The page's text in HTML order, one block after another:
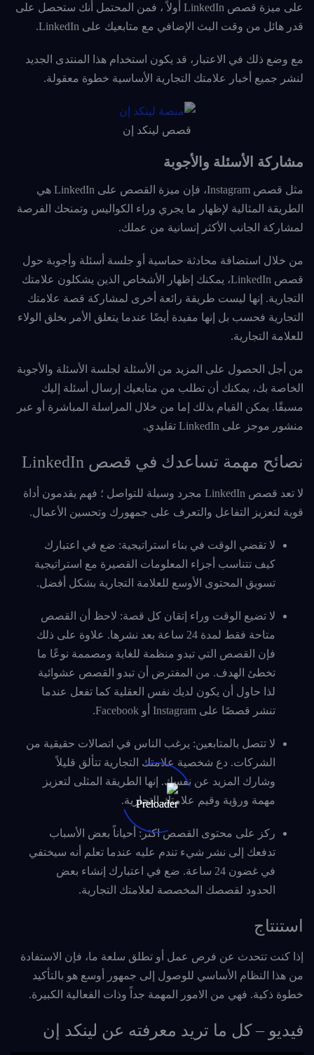
على ميزة قصص LinkedIn أولاً ، فمن المحتمل أنك ستحصل على
قدر هائل من وقت البث الإضافي مع متابعيك على LinkedIn.
مع وضع ذلك في الاعتبار، قد يكون استخدام هذا المنتدى الجديد
لنشر جميع أخبار علامتك التجارية الأساسية خطوة معقولة.
قصص لينكد إن
مشاركة الأسئلة والأجوبة
مثل قصص Instagram، فإن ميزة القصص على LinkedIn هي
الطريقة المثالية لإظهار ما يجري وراء الكواليس وتمنحك الفرصة
لمشاركة الجانب الأكثر إنسانية من عملك.
من خلال استضافة محادثة حماسية أو جلسة أسئلة وأجوبة حول
قصص LinkedIn، يمكنك إظهار الأشخاص الذين يشكلون علامتك
التجارية. إنها ليست طريقة رائعة أخرى لمشاركة قصة علامتك
التجارية فحسب بل إنها مفيدة أيضًا عندما يتعلق الأمر بخلق الولاء
للعلامة التجارية.
من أجل الحصول على المزيد من الأسئلة لجلسة الأسئلة والأجوبة
الخاصة بك، يمكنك أن تطلب من متابعيك إرسال أسئلة إليك
مسبقًا. يمكن القيام بذلك إما من خلال المراسلة المباشرة أو عبر
منشور موجز على LinkedIn تقليدي.
نصائح مهمة تساعدك في قصص LinkedIn
لا تعد قصص LinkedIn مجرد وسيلة للتواصل ؛ فهم يقدمون أداة
قوية لتعزيز التفاعل والتعرف على جمهورك وتحسين الأعمال.
لا تقضي الوقت في بناء استراتيجية: ضع في اعتبارك
كيف تتناسب أجزاء المعلومات القصيرة مع استراتيجية
تسويق المحتوى الأوسع للعلامة التجارية بشكل أفضل.
لا تضيع الوقت وراء إتقان كل قصة: لاحظ أن القصص
متاحة فقط لمدة 24 ساعة بعد نشرها. علاوة على ذلك
فإن القصص التي تبدو منظمة للغاية ومصممة نوعًا ما
تخطئ الهدف. من المفترض أن تبدو القصص عشوائية
لذا حاول أن يكون لديك نفس العقلية كما تفعل عندما
تنشر قصصًا على Instagram أو Facebook.
لا تتصل بالمتابعين: يرغب الناس في اتصالات حقيقية من
الشركات. دع شخصية علامتك التجارية تتألق قليلاً
وشارك المزيد عن نفسك. إنها الطريقة المثلى لتعزيز
مهمة ورؤية وقيم علامتك التجارية.
ركز على محتوى القصص اكثر: أحياناً بعض الأسباب
تدفعك إلى نشر شيء تندم عليه عندما تعلم أنه سيختفي
في غضون 24 ساعة. ضع في اعتبارك إنشاء بعض
الحدود لقصصك المخصصة لعلامتك التجارية.
استنتاج
إذا كنت تتحدث عن فرص عمل أو تطلق سلعة ما، فإن الاستفادة
من هذا النظام الأساسي للوصول إلى جمهور أوسع هو بالتأكيد
خطوة ذكية. فهي من الامور المهمة جداً وذات الفعالية الكبيرة.
فيديو – كل ما تريد معرفته عن لينكد إن